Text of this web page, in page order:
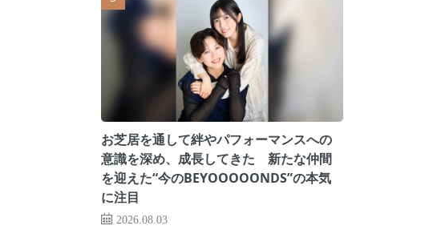
お芝居を通して絆やパフォーマンスへの
意識を深め、成長してきた 新たな仲間
を迎えた“今のBEYOOOOONDS”の本気
に注目
2026.08.03